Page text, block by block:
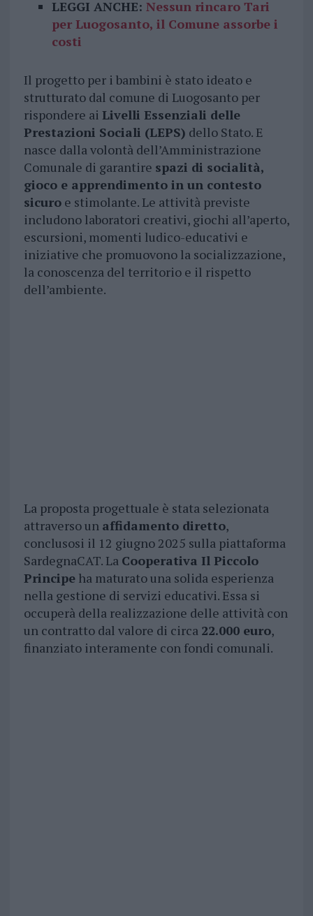
LEGGI ANCHE: Nessun rincaro Tari
per Luogosanto, il Comune assorbe i
costi
Il progetto per i bambini è stato ideato e
strutturato dal comune di Luogosanto per
rispondere ai Livelli Essenziali delle
Prestazioni Sociali (LEPS) dello Stato. E
nasce dalla volontà dell’Amministrazione
Comunale di garantire spazi di socialità,
gioco e apprendimento in un contesto
sicuroe stimolante. Le attività previste
includono laboratori creativi, giochi all’aperto,
escursioni, momenti ludico-educativi e
iniziative che promuovono la socializzazione,
la conoscenza del territorio e il rispetto
dell’ambiente.
La proposta progettuale è stata selezionata
attraverso un affidamento diretto,
conclusosi il 12 giugno 2025 sulla piattaforma
SardegnaCAT. La Cooperativa Il Piccolo
Principeha maturato una solida esperienza
nella gestione di servizi educativi. Essa si
occuperà della realizzazione delle attività con
un contratto dal valore di circa 22.000 euro,
finanziato interamente con fondi comunali.